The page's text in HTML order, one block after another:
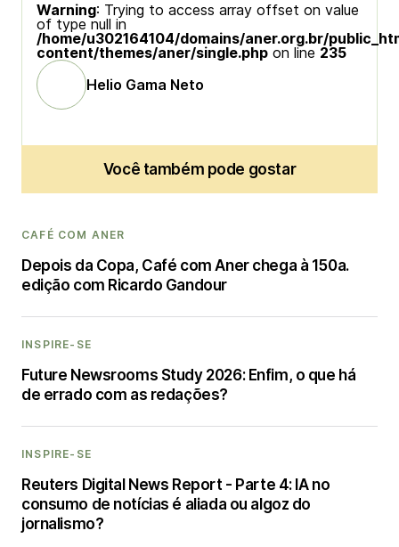
Warning: Trying to access array offset on value
of type null in
/home/u302164104/domains/aner.org.br/
content/themes/aner/single.php on line 235
Helio Gama Neto
Você também pode gostar
CAFÉ COM ANER
Depois da Copa, Café com Aner chega à 150a.
edição com Ricardo Gandour
INSPIRE-SE
Future Newsrooms Study 2026: Enfim, o que há
de errado com as redações?
INSPIRE-SE
Reuters Digital News Report - Parte 4: IA no
consumo de notícias é aliada ou algoz do
jornalismo?